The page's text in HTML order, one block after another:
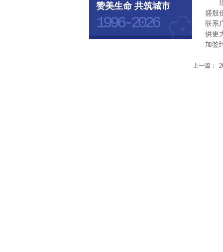
盛股
联系
供更
加签
上一篇：
赞美生命 共筑城市
1996-2026